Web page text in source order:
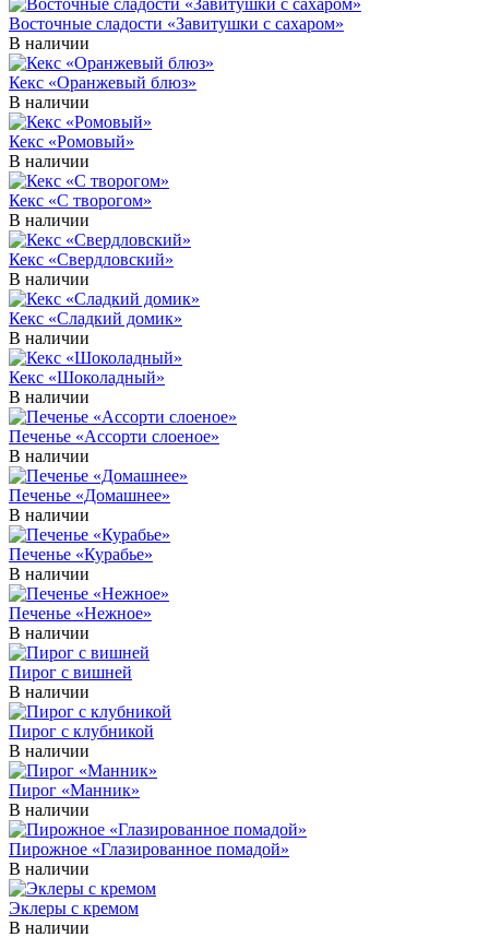
Восточные сладости «Завитушки с сахаром»
В наличии
Кекс «Оранжевый блюз»
В наличии
Кекс «Ромовый»
В наличии
Кекс «С творогом»
В наличии
Кекс «Свердловский»
В наличии
Кекс «Сладкий домик»
В наличии
Кекс «Шоколадный»
В наличии
Печенье «Ассорти слоеное»
В наличии
Печенье «Домашнее»
В наличии
Печенье «Курабье»
В наличии
Печенье «Нежное»
В наличии
Пирог с вишней
В наличии
Пирог с клубникой
В наличии
Пирог «Манник»
В наличии
Пирожное «Глазированное помадой»
В наличии
Эклеры с кремом
В наличии